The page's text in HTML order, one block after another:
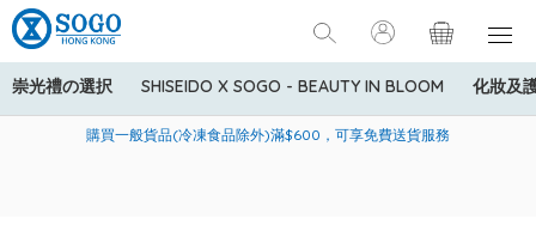
崇光禮の選択 SHISEIDO X SOGO - BEAUTY IN BLOOM 化妝及
美國運通Explorer®信用卡會員購物禮遇：高達5%簽賬回贈！
購買一般貨品(冷凍食品除外)滿$600，可享免費送貨服務
寄送中國內地服務只適用於指定商品，若訂單金額少於HK$600(折